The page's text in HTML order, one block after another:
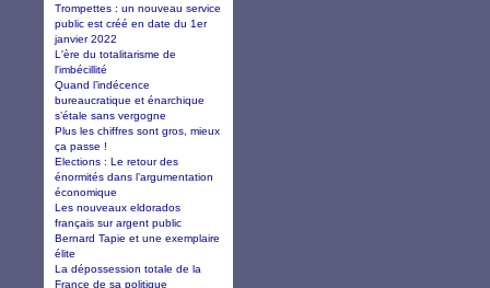
Trompettes : un nouveau service
public est créé en date du 1er
janvier 2022
L'ère du totalitarisme de
l'imbécillité
Quand l’indécence
bureaucratique et énarchique
s’étale sans vergogne
Plus les chiffres sont gros, mieux
ça passe !
Elections : Le retour des
énormités dans l’argumentation
économique
Les nouveaux eldorados
français sur argent public
Bernard Tapie et une exemplaire
élite
La dépossession totale de la
France de sa politique